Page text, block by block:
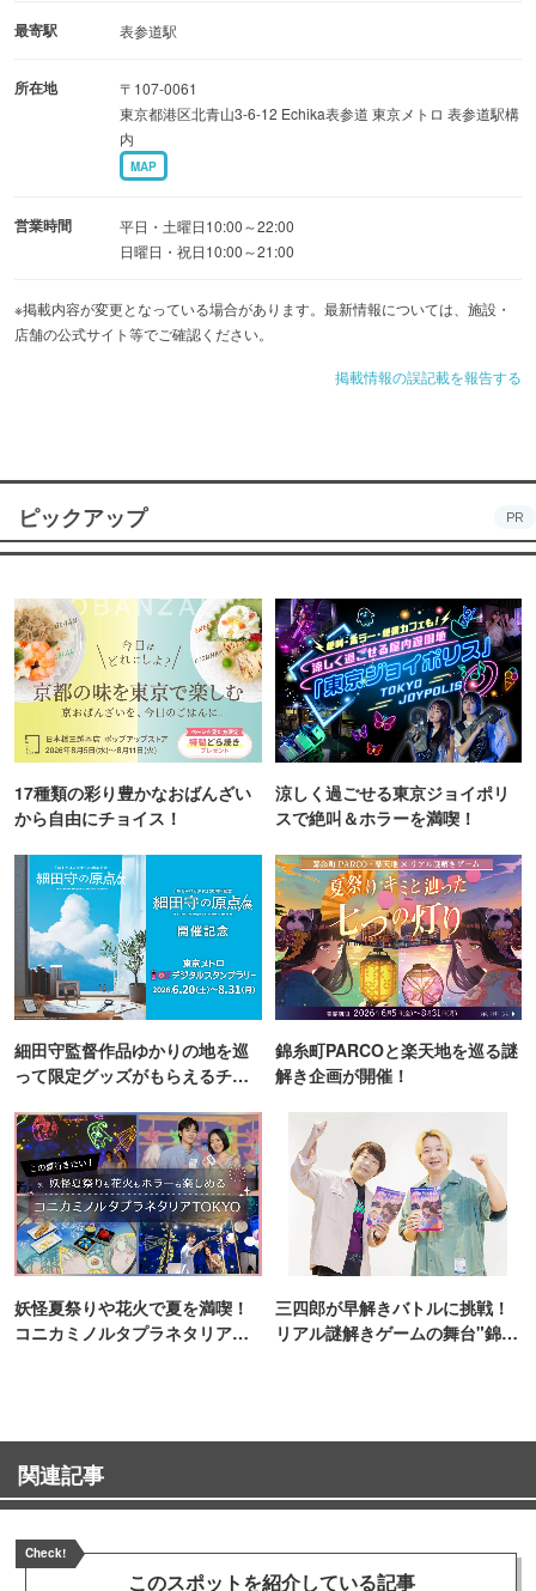
最寄駅 表参道駅
所在地
〒107-0061
東京都港区北青山3-6-12 Echika表参道 東京メトロ 表参道駅構
内
MAP
営業時間
平日・土曜日10:00～22:00
日曜日・祝日10:00～21:00
※掲載内容が変更となっている場合があります。最新情報については、施設・
店舗の公式サイト等でご確認ください。
掲載情報の誤記載を報告する
ピックアップ PR
17種類の彩り豊かなおばんざい
から自由にチョイス！
涼しく過ごせる東京ジョイポリ
スで絶叫＆ホラーを満喫！
細田守監督作品ゆかりの地を巡
って限定グッズがもらえるチャ
錦糸町PARCOと楽天地を巡る謎
解き企画が開催！
妖怪夏祭りや花火で夏を満喫！
コニカミノルタプラネタリア
三四郎が早解きバトルに挑戦！
リアル謎解きゲームの舞台"錦糸
関連記事
Check!
このスポットを紹介している記事